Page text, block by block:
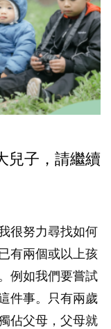
兒子，請繼續
很努力尋找如何
有兩個或以上孩
例如我們要嘗試
件事。只有兩歲
佔父母，父母就